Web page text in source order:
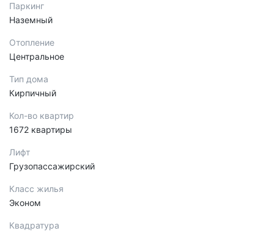
Паркинг
Наземный
Отопление
Центральное
Тип дома
Кирпичный
Кол-во квартир
1672 квартиры
Лифт
Грузопассажирский
Класс жилья
Эконом
Квадратура